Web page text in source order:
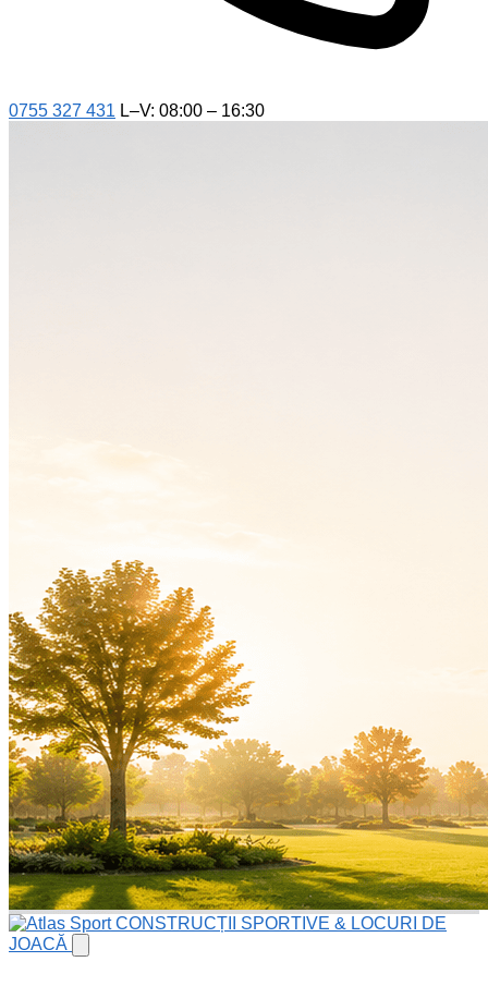
0755 327 431 L–V: 08:00 – 16:30
CONSTRUCȚII SPORTIVE & LOCURI DE
JOACĂ